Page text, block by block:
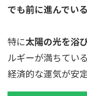
でも前に進んでい
特に太陽の光を浴
ルギーが満ちてい
経済的な運気が安